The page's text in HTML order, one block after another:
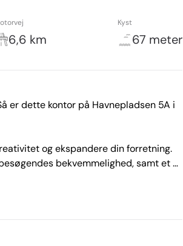
6,6 km
Kyst
67 meter
er dette kontor på Havnepladsen 5A i
og ekspandere din forretning.
bekvemmelighed, samt et